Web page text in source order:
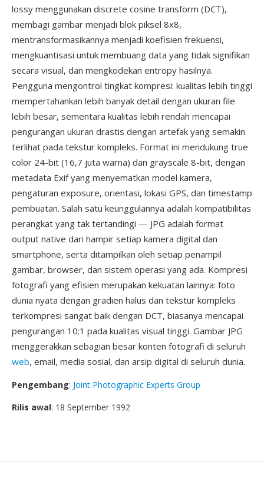
lossy menggunakan discrete cosine transform (DCT),
membagi gambar menjadi blok piksel 8x8,
mentransformasikannya menjadi koefisien frekuensi,
mengkuantisasi untuk membuang data yang tidak signifikan
secara visual, dan mengkodekan entropy hasilnya.
Pengguna mengontrol tingkat kompresi: kualitas lebih tinggi
mempertahankan lebih banyak detail dengan ukuran file
lebih besar, sementara kualitas lebih rendah mencapai
pengurangan ukuran drastis dengan artefak yang semakin
terlihat pada tekstur kompleks. Format ini mendukung true
color 24-bit (16,7 juta warna) dan grayscale 8-bit, dengan
metadata Exif yang menyematkan model kamera,
pengaturan exposure, orientasi, lokasi GPS, dan timestamp
pembuatan. Salah satu keunggulannya adalah kompatibilitas
perangkat yang tak tertandingi — JPG adalah format
output native dari hampir setiap kamera digital dan
smartphone, serta ditampilkan oleh setiap penampil
gambar, browser, dan sistem operasi yang ada. Kompresi
fotografi yang efisien merupakan kekuatan lainnya: foto
dunia nyata dengan gradien halus dan tekstur kompleks
terkompresi sangat baik dengan DCT, biasanya mencapai
pengurangan 10:1 pada kualitas visual tinggi. Gambar JPG
menggerakkan sebagian besar konten fotografi di seluruh
web, email, media sosial, dan arsip digital di seluruh dunia.
Pengembang: Joint Photographic Experts Group
Rilis awal: 18 September 1992